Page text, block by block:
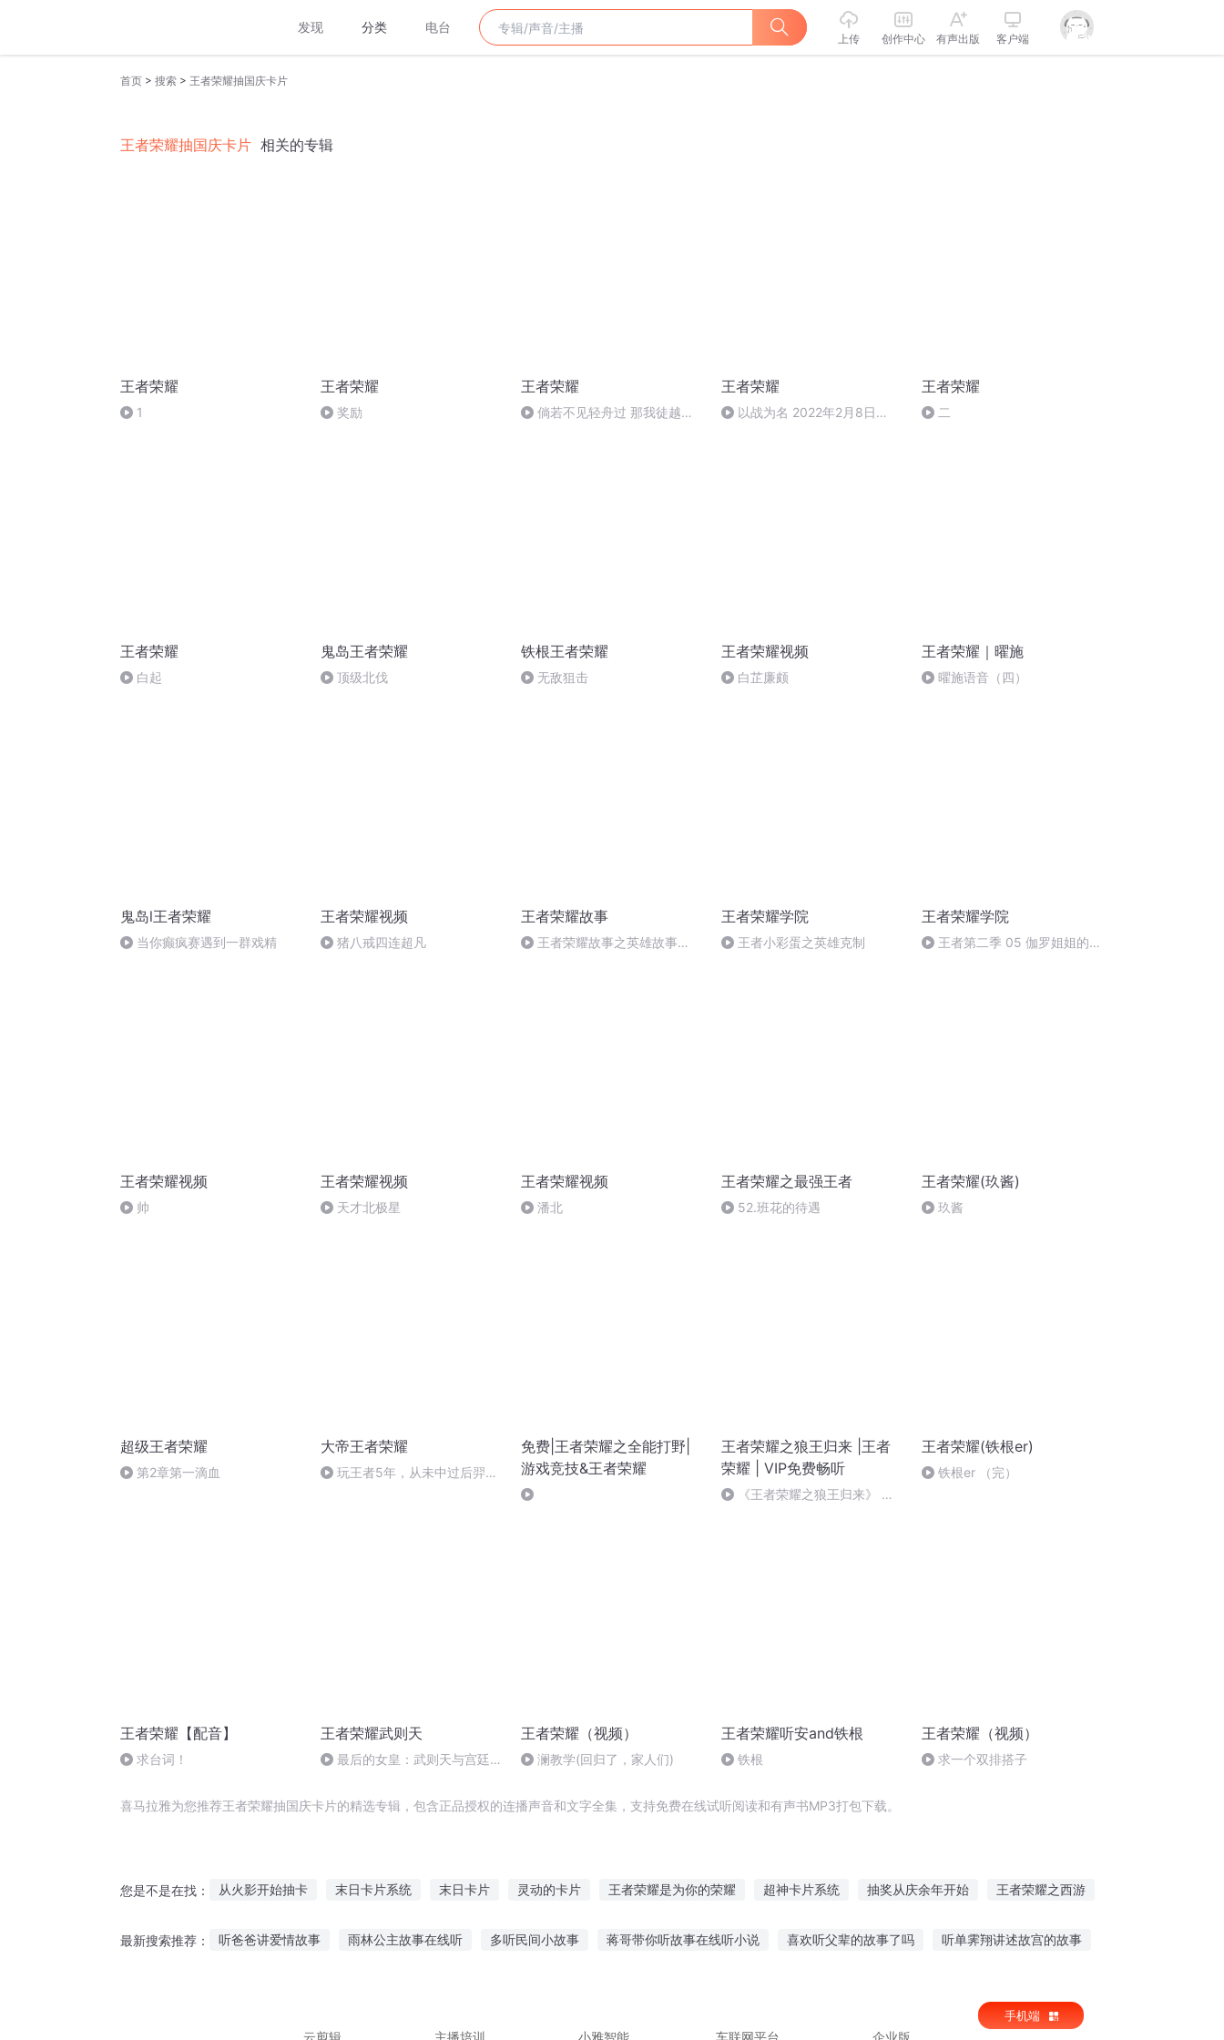
发现 分类 电台
上传 创作中心 有声出版 客户端
首页 > 搜索 > 王者荣耀抽国庆卡片
王者荣耀抽国庆卡片 相关的专辑
王者荣耀
1
王者荣耀
奖励
王者荣耀
倘若不见轻舟过 那我徒越万
王者荣耀
以战为名 2022年2月8日
王者荣耀
二
王者荣耀
白起
鬼岛王者荣耀
顶级北伐
铁根王者荣耀
无敌狙击
王者荣耀视频
白芷廉颇
王者荣耀｜曜施
曜施语音（四）
鬼岛l王者荣耀
当你癫疯赛遇到一群戏精
王者荣耀视频
猪八戒四连超凡
王者荣耀故事
王者荣耀故事之英雄故事
王者荣耀学院
王者小彩蛋之英雄克制
王者荣耀学院
王者第二季 05 伽罗姐姐的炒
王者荣耀视频
帅
王者荣耀视频
天才北极星
王者荣耀视频
潘北
王者荣耀之最强王者
52.班花的待遇
王者荣耀(玖酱)
玖酱
超级王者荣耀
第2章第一滴血
大帝王者荣耀
玩王者5年，从未中过后羿大
免费|王者荣耀之全能打野|
游戏竞技&王者荣耀
王者荣耀之狼王归来 |王者
荣耀 | VIP免费畅听
《王者荣耀之狼王归来》 第
王者荣耀(铁根er)
铁根er （完）
王者荣耀【配音】
求台词！
王者荣耀武则天
最后的女皇：武则天与宫廷政
王者荣耀（视频）
澜教学(回归了，家人们)
王者荣耀听安and铁根
铁根
王者荣耀（视频）
求一个双排搭子
喜马拉雅为您推荐王者荣耀抽国庆卡片的精选专辑，包含正品授权的连播声音和文字全集，支持免费在线试听阅读和有声书MP3打包下载。
您是不是在找： 从火影开始抽卡 末日卡片系统 末日卡片 灵动的卡片 王者荣耀是为你的荣耀 超神卡片系统 抽奖从庆余年开始 王者荣耀之西游
最新搜索推荐： 听爸爸讲爱情故事 雨林公主故事在线听 多听民间小故事 蒋哥带你听故事在线听小说 喜欢听父辈的故事了吗 听单霁翔讲述故宫的故事
云剪辑
主播培训 小雅智能 车联网平台 企业版
手机端